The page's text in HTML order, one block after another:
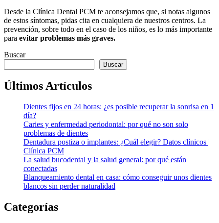
Desde la Clínica Dental PCM te aconsejamos que, si notas algunos
de estos síntomas, pidas cita en cualquiera de nuestros centros. La
prevención, sobre todo en el caso de los niños, es lo más importante
para evitar problemas más graves.
Buscar
Buscar
Últimos Artículos
Dientes fijos en 24 horas: ¿es posible recuperar la sonrisa en 1
día?
Caries y enfermedad periodontal: por qué no son solo
problemas de dientes
Dentadura postiza o implantes: ¿Cuál elegir? Datos clínicos |
Clínica PCM
La salud bucodental y la salud general: por qué están
conectadas
Blanqueamiento dental en casa: cómo conseguir unos dientes
blancos sin perder naturalidad
Categorías